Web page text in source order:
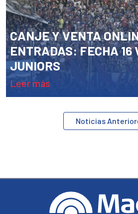
CANJE Y VENTA
ENTRADAS: FECHA 16
JUNIORS
leer más
de
Noticias